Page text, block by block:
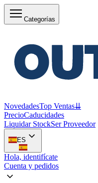
Categorías
NovedadesTop Ventas⇊
PrecioCaducidades
Liquidar StockSer Proveedor
ES
Hola, identifícate
Cuenta y pedidos